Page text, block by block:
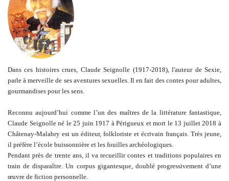
Dans ces histoires crues, Claude Seignolle (1917-2018), l'auteur de Sexie,
parle à merveille de ses aventures sexuelles. Il en fait des contes pour adultes,
gourmandises pour les sens.
Reconnu aujourd’hui comme l’un des maîtres de la littérature fantastique,
Claude Seignolle né le 25 juin 1917 à Périgueux et mort le 13 juillet 2018 à
Châtenay-Malabry est un éditeur, folkloriste et écrivain français. Très jeune,
il préfère l’école buissonnière et les fouilles archéologiques.
Pendant près de trente ans, il va recueillir contes et traditions populaires en
train de disparaître. Un corpus gigantesque, doublé progressivement d’une
œuvre de fiction personnelle.